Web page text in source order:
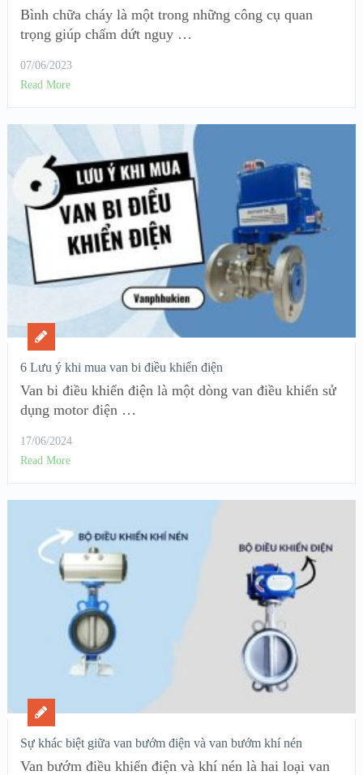
Bình chữa cháy là một trong những công cụ quan
trọng giúp chấm dứt nguy …
07/06/2023
Read More
6 Lưu ý khi mua van bi điều khiển điện
Van bi điều khiển điện là một dòng van điều khiển sử
dụng motor điện …
17/06/2024
Read More
Sự khác biệt giữa van bướm điện và van bướm khí nén
Van bướm điều khiển điện và khí nén là hai loại van